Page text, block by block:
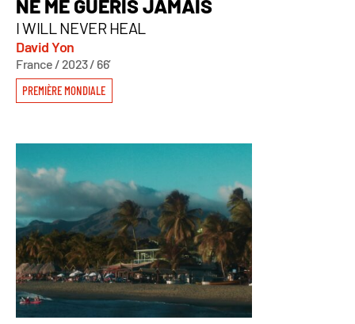
NE ME GUÉRIS JAMAIS
I WILL NEVER HEAL
David Yon
France / 2023 / 66’
PREMIÈRE MONDIALE